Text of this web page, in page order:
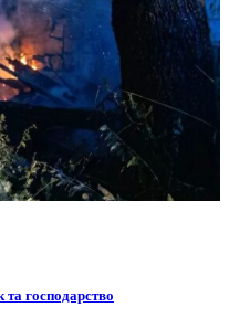
та господарство